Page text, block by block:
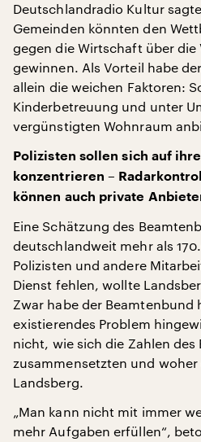
Deutschlandradio Kultur
Gemeinden könnten den
gegen die Wirtschaft über
gewinnen. Als Vorteil habe
allein die weichen Faktoren:
Kinderbetreuung und unter
vergünstigten Wohnraum
Polizisten sollen sich auf
konzentrieren –
können auch private
Eine Schätzung des
deutschlandweit mehr als
Polizisten und andere
Dienst fehlen, wollte
Zwar habe der Beamtenbund
existierendes Problem
nicht, wie sich die Zahlen des
zusammensetzten und
Landsberg.
„Man kann nicht mit immer
mehr Aufgaben erfüllen“,